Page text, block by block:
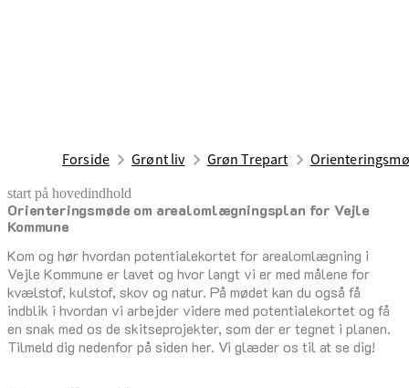
Forside Grønt liv Grøn Trepart
start på hovedindhold
Orienteringsmøde om arealomlægningsplan for Vejle
Kommune
Kom og hør hvordan potentialekortet for arealomlægning i
Vejle Kommune er lavet og hvor langt vi er med målene for
kvælstof, kulstof, skov og natur. På mødet kan du også få
indblik i hvordan vi arbejder videre med potentialekortet og få
en snak med os de skitseprojekter, som der er tegnet i planen.
Tilmeld dig nedenfor på siden her. Vi glæder os til at se dig!
senest opdateret 17. februar 2026